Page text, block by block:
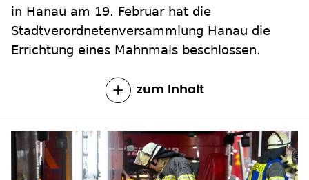
in Hanau am 19. Februar hat die
Stadtverordnetenversammlung Hanau die
Errichtung eines Mahnmals beschlossen.
zum Inhalt